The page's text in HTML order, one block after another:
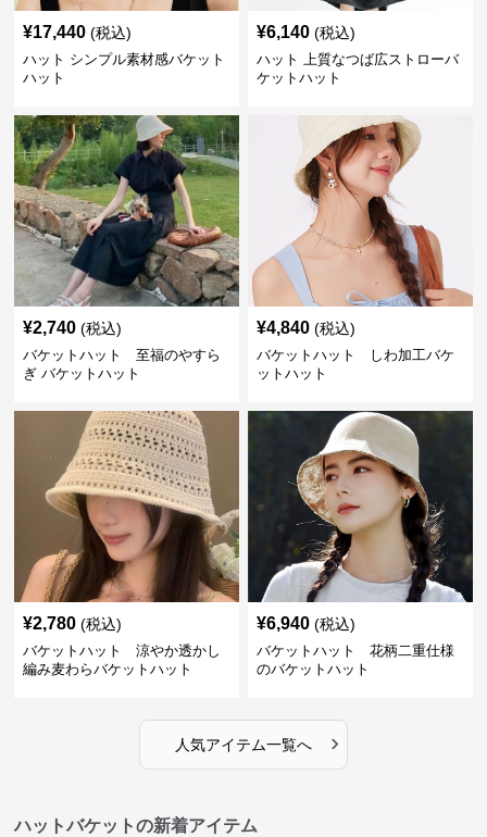
¥17,440 (税込)
ハット シンプル素材感バケット
ハット
¥6,140 (税込)
ハット 上質なつば広ストローバ
ケットハット
¥2,740 (税込)
バケットハット 至福のやすら
ぎ バケットハット
¥4,840 (税込)
バケットハット しわ加工バケ
ットハット
¥2,780 (税込)
バケットハット 涼やか透かし
編み麦わらバケットハット
¥6,940 (税込)
バケットハット 花柄二重仕様
のバケットハット
人気アイテム一覧へ ›
ハットバケットの新着アイテム